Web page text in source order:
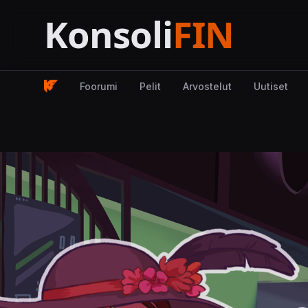
Foorumi Pelit Arvostelut Uutiset